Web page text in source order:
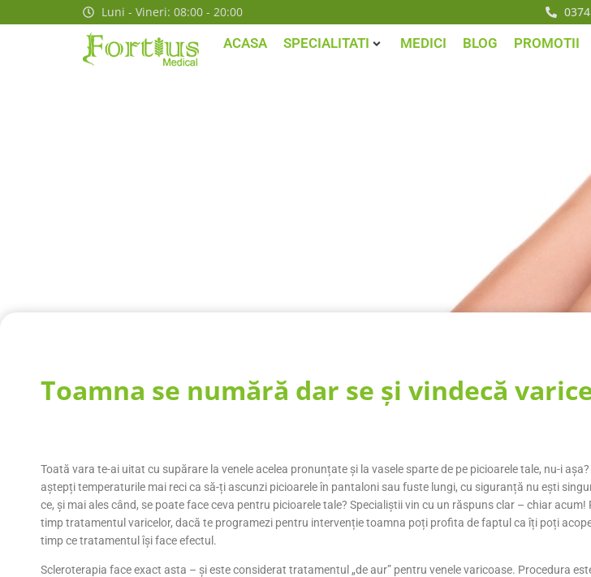
Luni - Vineri: 08:00 - 20:00
ACASA SPECIALITATI MEDICI BLOG PROMOTII
Toamna se numără dar se și vindecă
Toată vara te-ai uitat cu supărare la venele acelea pronunțate și la vasele sparte de pe picioarele tale, nu-i
aștepți temperaturile mai reci ca să-ți ascunzi picioarele în pantaloni sau fuste lungi, cu siguranță nu ești
ce, și mai ales când, se poate face ceva pentru picioarele tale? Specialiștii vin cu un răspuns clar – chiar acum!
timp tratamentul varicelor, dacă te programezi pentru intervenție toamna poți profita de faptul ca îți poți
timp ce tratamentul își face efectul.
Scleroterapia face exact asta – și este considerat tratamentul „de aur” pentru venele varicoase. Procedura